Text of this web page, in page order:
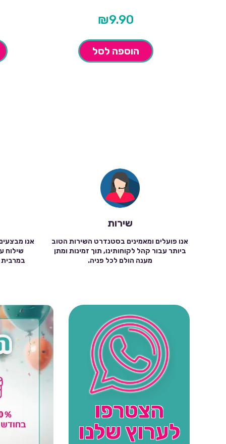
₪9.90
הוספה לסל
שירות
אנו פועלים ומאמינים בסטנדרט השירות הטוב
ביותר עבור קהל לקוחותינו, תוך זמינות ומתן
מענה הולם לכל פניה.
אנו
הצטרפו
לערוץ שלנו